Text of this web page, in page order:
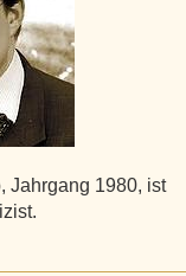
Jahrgang 1980, ist